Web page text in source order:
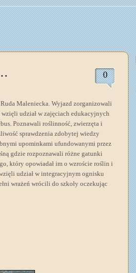
0
Maleniecka. Wyjazd zorganizowali
udział w zajęciach edukacyjnych
Poznawali roślinność, zwierzęta i
sprawdzenia zdobytej wiedzy
upominkami ufundowanymi przez
gdzie rozpoznawali różne gatunki
który opowiadał im o wzroście roślin i
udział w integracyjnym ognisku
wrażeń wrócili do szkoły oczekując